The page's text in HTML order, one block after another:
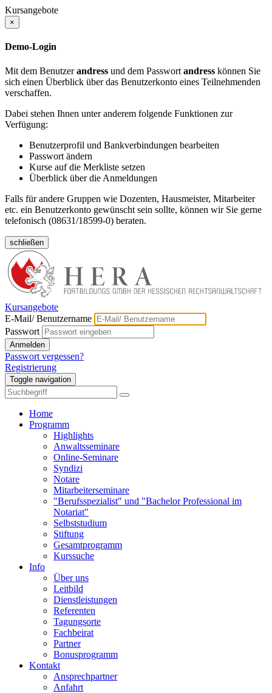
Kursangebote
×
Demo-Login
Mit dem Benutzerandress und dem Passwort andress können Sie
sich einen Überblick über das Benutzerkonto eines Teilnehmenden
verschaffen.
Dabei stehen Ihnen unter anderem folgende Funktionen zur
Verfügung:
Benutzerprofil und Bankverbindungen bearbeiten
Passwort ändern
Kurse auf die Merkliste setzen
Überblick über die Anmeldungen
Falls für andere Gruppen wie Dozenten, Hausmeister, Mitarbeiter
etc. ein Benutzerkonto gewünscht sein sollte, können wir Sie gerne
telefonisch (08631/18599-0) beraten.
schließen
Kursangebote
E-Mail/ Benutzername
Passwort
Anmelden
Passwort vergessen?
Registrierung
Toggle navigation
Home
Programm
Highlights
Anwaltsseminare
Online-Seminare
Syndizi
Notare
Mitarbeiterseminare
"Berufsspezialist" und "Bachelor Professional im
Notariat"
Selbststudium
Stiftung
Gesamtprogramm
Kurssuche
Info
Über uns
Leitbild
Dienstleistungen
Referenten
Tagungsorte
Fachbeirat
Partner
Bonusprogramm
Kontakt
Ansprechpartner
Anfahrt